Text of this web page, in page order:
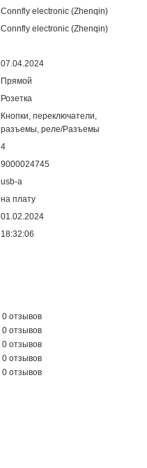
Connfly electronic (Zhenqin)
Connfly electronic (Zhenqin)
07.04.2024
Прямой
Розетка
Кнопки, переключатели,
разъемы, реле/Разъемы
4
9000024745
usb-a
на плату
01.02.2024
18:32:06
0 отзывов
0 отзывов
0 отзывов
0 отзывов
0 отзывов